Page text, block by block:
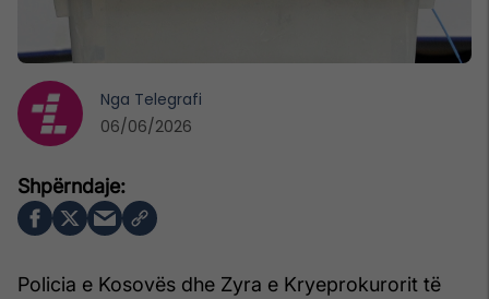
Policia e Kosovës dhe Zyra e Kryeprokurorit të
Nga Telegrafi
06/06/2026